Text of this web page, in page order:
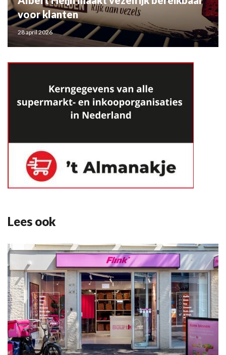
voor klanten
28 april 2026
Lees ook